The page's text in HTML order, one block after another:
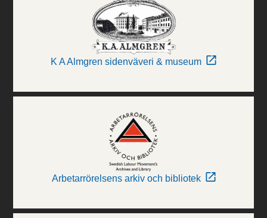
K A Almgren sidenväveri & museum
Arbetarrörelsens arkiv och bibliotek